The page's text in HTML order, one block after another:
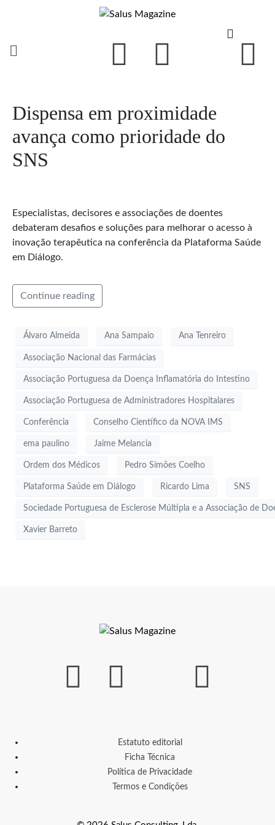
Dispensa em proximidade
avança como prioridade do
SNS
Especialistas, decisores e associações de doentes
debateram desafios e soluções para melhorar o acesso à
inovação terapêutica na conferência da Plataforma Saúde
em Diálogo.
Continue reading
Álvaro Almeida Ana Sampaio Ana Tenreiro
Associação Nacional das Farmácias
Associação Portuguesa da Doença Inflamatória do Intestino
Associação Portuguesa de Administradores Hospitalares
Conferência Conselho Científico da NOVA IMS
ema paulino Jaime Melancia
Ordem dos Médicos Pedro Simões Coelho
Plataforma Saúde em Diálogo Ricardo Lima SNS
Sociedade Portuguesa de Esclerose Múltipla e a Associação de
Xavier Barreto
Estatuto editorial
Ficha Técnica
Política de Privacidade
Termos e Condições